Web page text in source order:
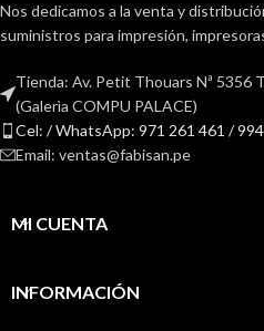
Nos dedicamos a la venta y
suministros para impresión,
Tienda: Av. Petit Thouars Nª 5356
(Galerìa COMPU PALACE)
Cel: / WhatsApp: 971 261 461 /
Email: ventas@fabisan.pe
MI CUENTA
INFORMACIÓN